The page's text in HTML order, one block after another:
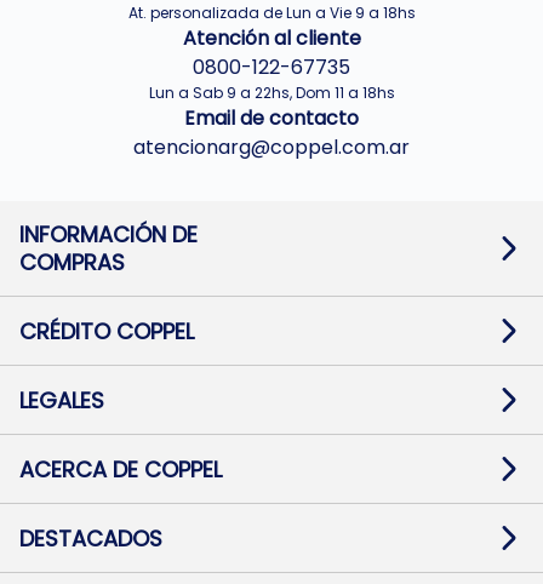
At. personalizada de Lun a Vie 9 a 18hs
Atención al cliente
0800-122-67735
Lun a Sab 9 a 22hs, Dom 11 a 18hs
Email de contacto
atencionarg@coppel.com.ar
INFORMACIÓN DE
COMPRAS
Términos y condiciones
Botón de arrepentimiento
Mapa de sitio
CRÉDITO COPPEL
Solicitar Crédito
Medios de Pago
Pago Fácil Online
LEGALES
Baja contratos
Defensa al consumidor CABA
ACERCA DE COPPEL
Trabajá con Nosotros
Preguntas Frecuentes
DESTACADOS